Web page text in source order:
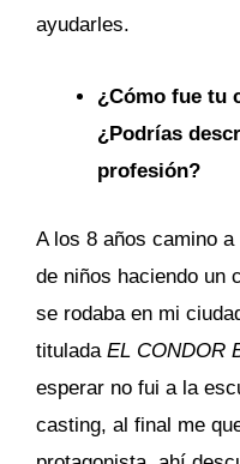
ayudarles.
¿Cómo fue tu
¿Podrías
profesión?
A los 8 años camino
de niños haciendo un
se rodaba en mi
titulada EL CONDOR
esperar no fui a la
casting, al final me